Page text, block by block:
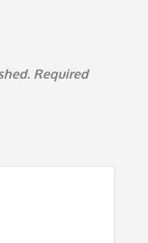
Required